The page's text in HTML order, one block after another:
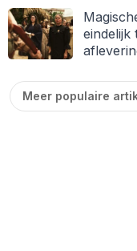
Meer populaire